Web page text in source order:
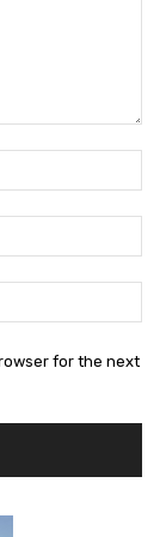
for the next